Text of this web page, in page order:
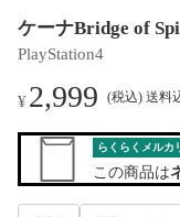
ケーナBridge of
PlayStation4
¥2,999 (税込) 送料
らくらくメルカ
この商品は